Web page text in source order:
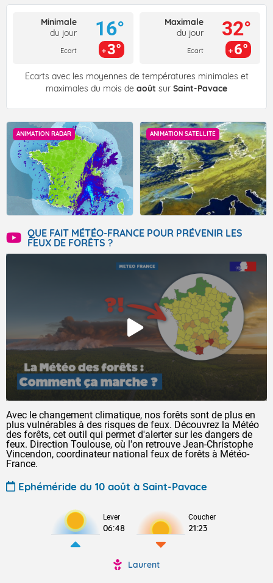
Minimale
du jour
Ecart
16°
3°
Maximale
du jour
Ecart
32°
6°
Écarts avec les moyennes de températures minimales et
maximales du mois de août sur Saint-Pavace
ANIMATION RADAR ANIMATION SATELLITE
QUE FAIT MÉTÉO-FRANCE POUR PRÉVENIR LES
FEUX DE FORÊTS ?
Avec le changement climatique, nos forêts sont de plus en
plus vulnérables à des risques de feux. Découvrez la Météo
des forêts, cet outil qui permet d'alerter sur les dangers de
feux. Direction Toulouse, où l'on retrouve Jean-Christophe
Vincendon, coordinateur national feux de forêts à Météo-
France.
Ephéméride du 10 août à Saint-Pavace
Lever
06:48
Coucher
21:23
Laurent